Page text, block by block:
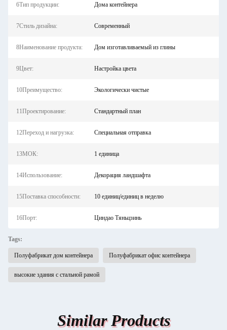
6Тип продукции: Дома контейнера
7Стиль дизайна: Современный
8Наименование продукта: Дом изготавливаемый из глины
9Цвет: Настройка цвета
10Преимущество: Экологически чистые
11Проектирование: Стандартный план
12Переход и нагрузка: Специальная отправка
13МОК: 1 единица
14Использование: Декорация ландшафта
15Поставка способности: 10 единиц/единиц в неделю
16Порт: Циндао Тяньцзинь
Tags:
Полуфабрикат дом контейнера Полуфабрикат офис контейнера
высокие здания с стальной рамой
Similar Products